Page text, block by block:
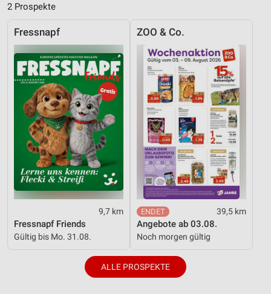
2 Prospekte
Fressnapf
9,7 km
Fressnapf Friends
Gültig bis Mo. 31.08.
ZOO & Co.
39,5 km
Angebote ab 03.08.
Noch morgen gültig
ALLE PROSPEKTE